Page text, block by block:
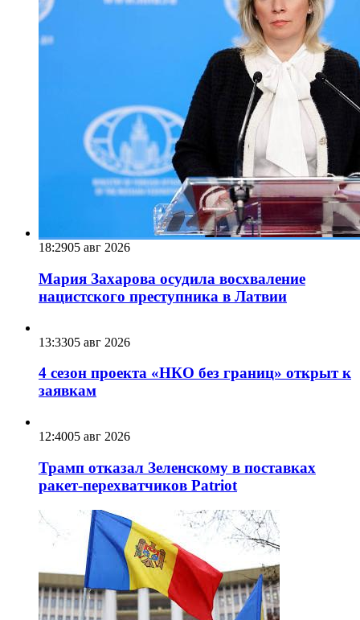
18:2905 авг 2026
Мария Захарова осудила восхваление
нацистского преступника в Латвии
13:3305 авг 2026
4 сезон проекта «НКО без границ» открыт к
заявкам
12:4005 авг 2026
Трамп отказал Зеленскому в поставках
ракет-перехватчиков Patriot